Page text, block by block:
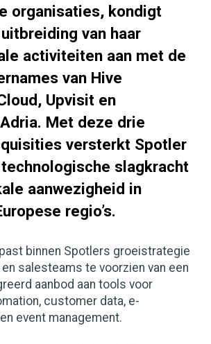
organisaties, kondigt
van haar
activiteiten aan met de
van Hive
Upvisit en
Met deze drie
versterkt Spotler
slagkracht
aanwezigheid in
regio’s.
binnen Spotlers groeistrategie
salesteams te voorzien van een
aanbod aan tools voor
customer data, e-
event management.